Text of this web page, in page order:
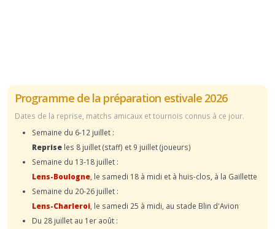
Programme de la préparation estivale 2026
Dates de la reprise, matchs amicaux et tournois connus à ce jour.
Semaine du 6-12 juillet :
Reprise les 8 juillet (staff) et 9 juillet (joueurs)
Semaine du 13-18 juillet :
Lens-Boulogne , le samedi 18 à midi et à huis-clos, à la Gaillette
Semaine du 20-26 juillet :
Lens-Charleroi , le samedi 25 à midi, au stade Blin d'Avion
Du 28 juillet au 1er août :